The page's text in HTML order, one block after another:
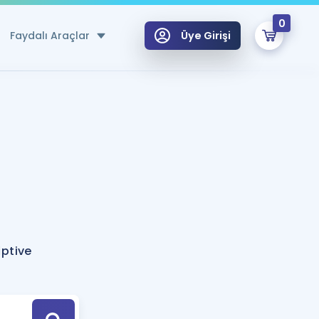
Faydalı Araçlar
Hesaplama Aracı
için Öneriler
Tek Takvimde
Üye Girişi
0
Hoca ile seni sınava hazırlayacak onlarca eğitim seni bekliyor!